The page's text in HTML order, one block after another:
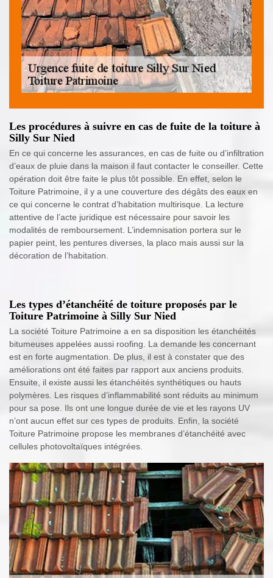
Les procédures à suivre en cas de fuite de la toiture à
Silly Sur Nied
En ce qui concerne les assurances, en cas de fuite ou d’infiltration
d’eaux de pluie dans la maison il faut contacter le conseiller. Cette
opération doit être faite le plus tôt possible. En effet, selon le
Toiture Patrimoine, il y a une couverture des dégâts des eaux en
ce qui concerne le contrat d’habitation multirisque. La lecture
attentive de l’acte juridique est nécessaire pour savoir les
modalités de remboursement. L’indemnisation portera sur le
papier peint, les pentures diverses, la placo mais aussi sur la
décoration de l’habitation.
Les types d’étanchéité de toiture proposés par le
Toiture Patrimoine à Silly Sur Nied
La société Toiture Patrimoine a en sa disposition les étanchéités
bitumeuses appelées aussi roofing. La demande les concernant
est en forte augmentation. De plus, il est à constater que des
améliorations ont été faites par rapport aux anciens produits.
Ensuite, il existe aussi les étanchéités synthétiques ou hauts
polymères. Les risques d’inflammabilité sont réduits au minimum
pour sa pose. Ils ont une longue durée de vie et les rayons UV
n’ont aucun effet sur ces types de produits. Enfin, la société
Toiture Patrimoine propose les membranes d’étanchéité avec
cellules photovoltaïques intégrées.